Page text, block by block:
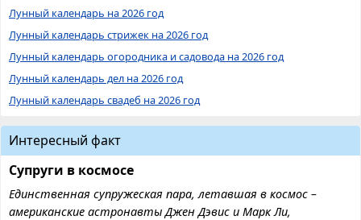
Лунный календарь на 2026 год
Лунный календарь стрижек на 2026 год
Лунный календарь огородника и садовода на 2026 год
Лунный календарь дел на 2026 год
Лунный календарь свадеб на 2026 год
Интересный факт
Супруги в космосе
Единственная супружеская пара, летавшая в космос –
американские астронавты Джен Дэвис и Марк Ли,